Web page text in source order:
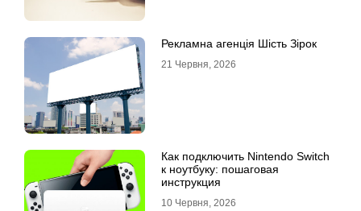
Рекламна агенція Шість Зірок
21 Червня, 2026
Как подключить Nintendo Switch
к ноутбуку: пошаговая
инструкция
10 Червня, 2026